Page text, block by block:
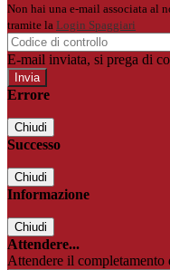
Non hai una e-mail associata al
tramite la Login Spaggiari
E-mail inviata, si prega di
Errore
Chiudi
Successo
Chiudi
Informazione
Chiudi
Attendere...
Attendere il completamento